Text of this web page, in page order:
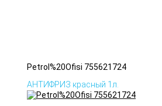
Petrol%20Ofisi 755621724
АНТИФРИЗ красный 1л.